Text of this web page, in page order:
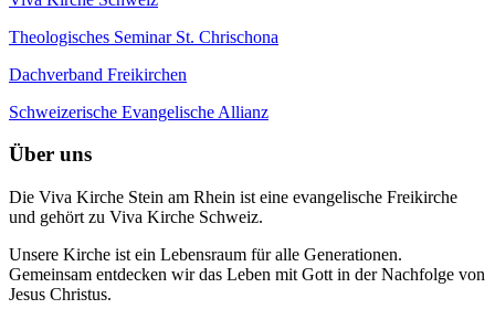
Theologisches Seminar St. Chrischona
Dachverband Freikirchen
Schweizerische Evangelische Allianz
Über uns
Die Viva Kirche Stein am Rhein ist eine evangelische Freikirche
und gehört zu Viva Kirche Schweiz.
Unsere Kirche ist ein Lebensraum für alle Generationen.
Gemeinsam entdecken wir das Leben mit Gott in der Nachfolge von
Jesus Christus.